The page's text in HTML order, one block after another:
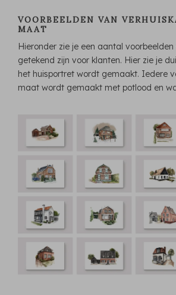
VOORBEELDEN VAN
MAAT
Hieronder zie je een aantal
getekend zijn voor klanten. Hier zie je
het huisportret wordt gemaakt. Iedere
maat wordt gemaakt met potlood en